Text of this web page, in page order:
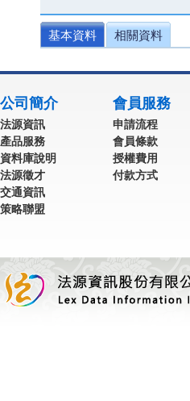
基本資料 相關資料
公司簡介
法源資訊
產品服務
資料庫說明
法源徵才
交通資訊
策略聯盟
會員服務
申請流程
會員條款
授權費用
付款方式